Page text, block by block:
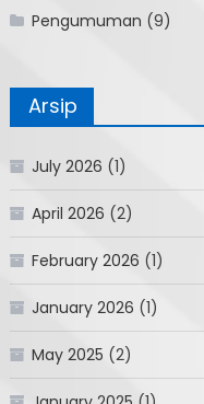
Pengumuman (9)
Arsip
July 2026 (1)
April 2026 (2)
February 2026 (1)
January 2026 (1)
May 2025 (2)